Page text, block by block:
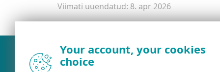
Viimati uuendatud: 8. apr 2026
Your account, your cookies
choice